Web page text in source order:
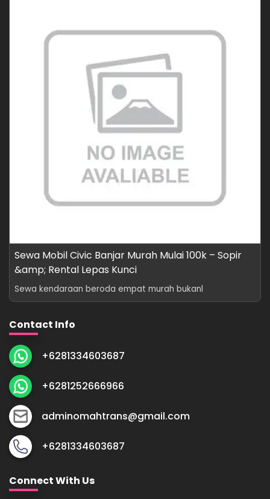
Sewa Mobil Civic Banjar Murah Mulai 100k – Sopir
&amp; Rental Lepas Kunci
Sewa kendaraan beroda empat murah bukanl
Contact Info
+6281334603687
+6281252666966
adminomahtrans@gmail.com
+6281334603687
Connect With Us